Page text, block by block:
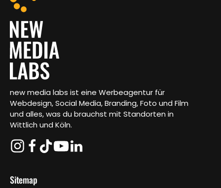
new media labs ist eine Werbeagentur für
Webdesign, Social Media, Branding, Foto und Film
und alles, was du brauchst mit Standorten in
Wittlich und Köln.
Sitemap